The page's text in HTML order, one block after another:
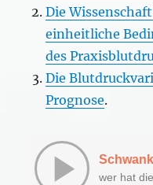
Die
einheitliche
des
Die
Prognose.